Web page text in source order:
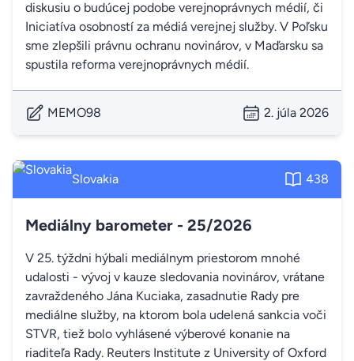
diskusiu o budúcej podobe verejnoprávnych médií, či
Iniciatíva osobností za médiá verejnej služby. V Poľsku
sme zlepšili právnu ochranu novinárov, v Maďarsku sa
spustila reforma verejnoprávnych médií.
MEMO98 2. júla 2026
Slovakia 438
Mediálny barometer - 25/2026
V 25. týždni hýbali mediálnym priestorom mnohé
udalosti - vývoj v kauze sledovania novinárov, vrátane
zavraždeného Jána Kuciaka, zasadnutie Rady pre
mediálne služby, na ktorom bola udelená sankcia voči
STVR, tiež bolo vyhlásené výberové konanie na
riaditeľa Rady. Reuters Institute z University of Oxford